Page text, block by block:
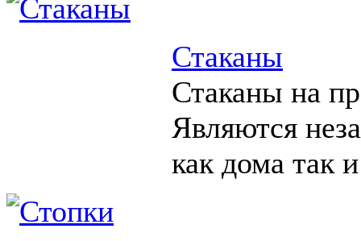
Стаканы
Стаканы на
Являются
как дома так